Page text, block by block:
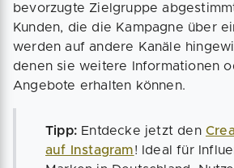
bevorzugte Zielgruppe
Kunden, die die Kampagne über
werden auf andere Kanäle
denen sie weitere Informationen
Angebote erhalten können.
Tipp: Entdecke jetzt den
auf Instagram! Ideal für